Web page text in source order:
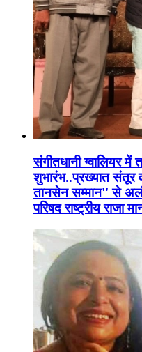
संगीतधानी ग्वालियर में
शुभारंभ..प्रख्यात संतूर
तानसेन सम्मान'' से
परिषद राष्ट्रीय राजा